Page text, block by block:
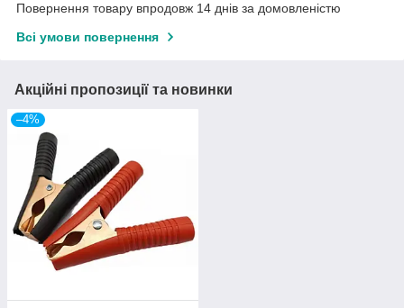
Повернення товару впродовж 14 днів за домовленістю
Всі умови повернення
Акційні пропозиції та новинки
–4%